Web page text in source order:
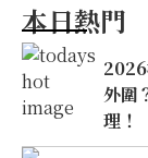
本日熱門
外圍
理！